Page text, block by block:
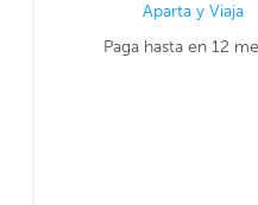
Aparta y Viaja
Paga hasta en 12